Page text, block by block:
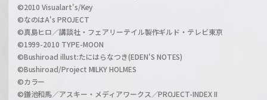
©2010 Visualart's/Key
©なのはA's PROJECT
©真島ヒロ／講談社・フェアリーテイル製作ギルド・テレビ東京
©1999-2010 TYPE-MOON
©Bushiroad illust:たにはらなつき(EDEN'S NOTES)
©Bushiroad/Project MILKY HOLMES
©カラー
©鎌池和馬／アスキー・メディアワークス／PROJECT-INDEX II